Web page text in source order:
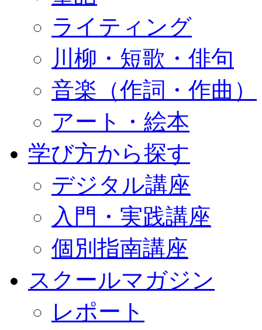
ライティング
川柳・短歌・俳句
音楽（作詞・作曲）
アート・絵本
学び方から探す
デジタル講座
入門・実践講座
個別指南講座
スクールマガジン
レポート